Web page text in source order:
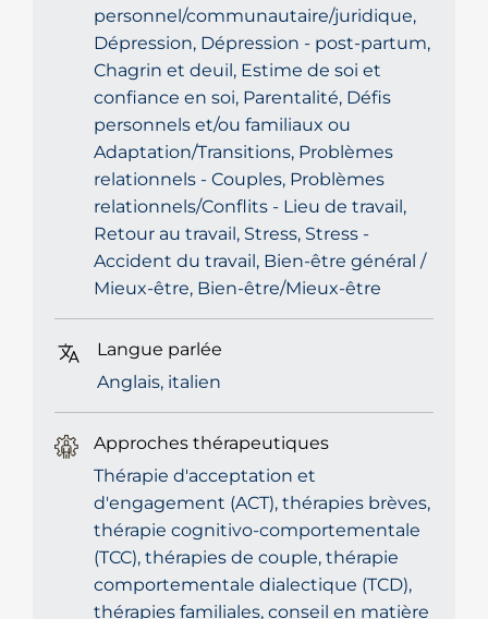
personnel/communautaire/juridique,
Dépression, Dépression - post-partum,
Chagrin et deuil, Estime de soi et
confiance en soi, Parentalité, Défis
personnels et/ou familiaux ou
Adaptation/Transitions, Problèmes
relationnels - Couples, Problèmes
relationnels/Conflits - Lieu de travail,
Retour au travail, Stress, Stress -
Accident du travail, Bien-être général /
Mieux-être, Bien-être/Mieux-être
Langue parlée
Anglais, italien
Approches thérapeutiques
Thérapie d'acceptation et
d'engagement (ACT), thérapies brèves,
thérapie cognitivo-comportementale
(TCC), thérapies de couple, thérapie
comportementale dialectique (TCD),
thérapies familiales, conseil en matière